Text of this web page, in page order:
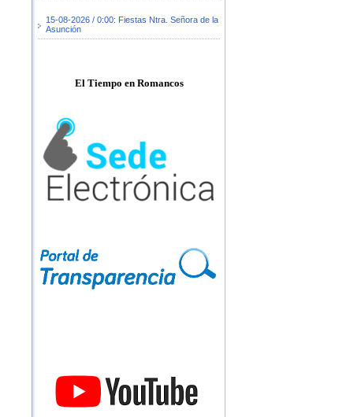
15-08-2026 / 0:00: Fiestas Ntra. Señora de la
Asunción
El Tiempo en Romancos